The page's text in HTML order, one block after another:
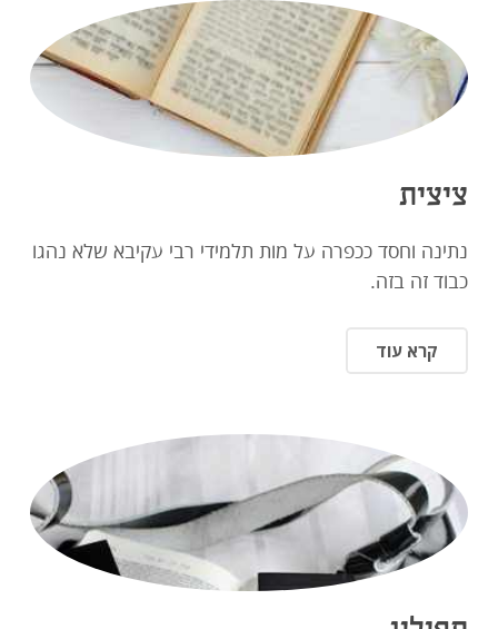
ציצית
נתינה וחסד ככפרה על מות תלמידי רבי עקיבא שלא נהגו
כבוד זה בזה.
קרא עוד